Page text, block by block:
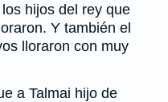
hijos del rey que
Y también el
lloraron con muy
a Talmai hijo de